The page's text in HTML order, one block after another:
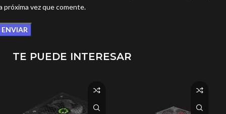
próxima vez que comente.
TE PUEDE INTERESAR